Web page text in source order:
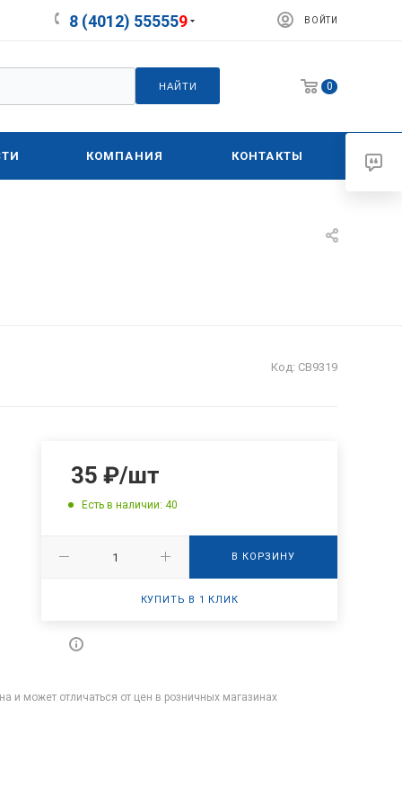
8 (4012) 555559 ВОЙТИ
НАЙТИ 0
КОМПАНИЯ КОНТАКТЫ
Код: СВ9319
35 ₽/шт
Есть в наличии: 40
В КОРЗИНУ
КУПИТЬ В 1 КЛИК
и может отличаться от цен в розничных магазинах